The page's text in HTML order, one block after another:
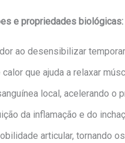
e propriedades biológicas:
ao desensibilizar
que ajuda a relaxar
local, acelerando o
da inflamação e do
articular, tornando